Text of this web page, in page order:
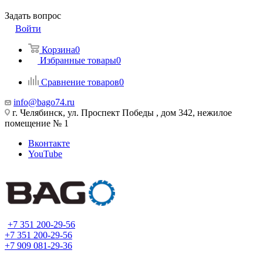
Задать вопрос
Войти
Корзина0
Избранные товары0
Сравнение товаров0
info@bago74.ru
г. Челябинск, ул. Проспект Победы , дом 342, нежилое
помещение № 1
Вконтакте
YouTube
+7 351 200-29-56
+7 351 200-29-56
+7 909 081-29-36